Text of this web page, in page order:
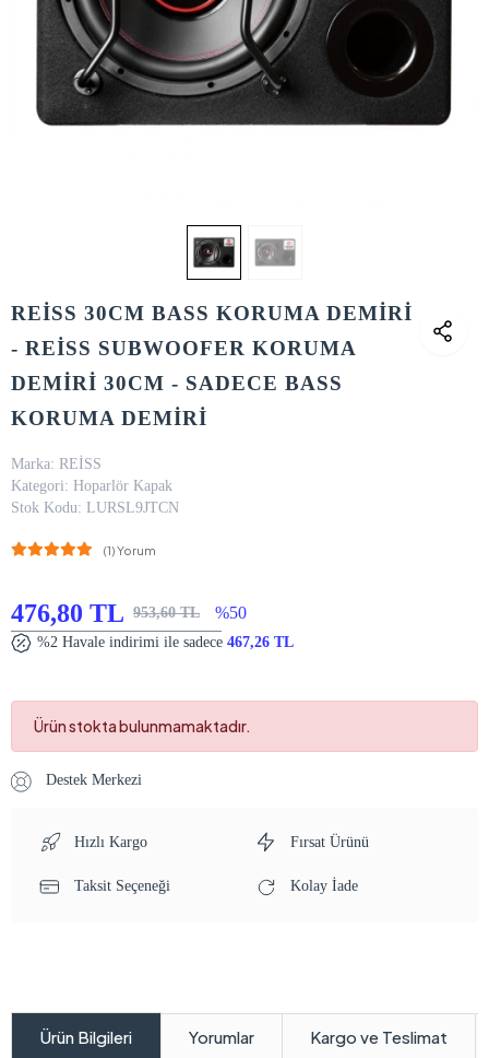
REİSS 30CM BASS KORUMA DEMİRİ
- REİSS SUBWOOFER KORUMA
DEMİRİ 30CM - SADECE BASS
KORUMA DEMİRİ
Marka: REİSS
Kategori: Hoparlör Kapak
Stok Kodu: LURSL9JTCN
(1) Yorum
476,80 TL 953,60 TL %50
%2 Havale indirimi ile sadece 467,26 TL
Ürün stokta bulunmamaktadır.
Destek Merkezi
Hızlı Kargo Fırsat Ürünü
Taksit Seçeneği Kolay İade
Ürün Bilgileri Yorumlar Kargo ve Teslimat